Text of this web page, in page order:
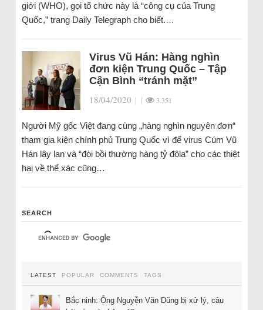
giới (WHO), gọi tổ chức này là “công cụ của Trung
Quốc,” trang Daily Telegraph cho biết.…
Virus Vũ Hán: Hàng nghìn
đơn kiện Trung Quốc – Tập
Cận Bình “tránh mặt”
18/04/2020 | | 3.351
Người Mỹ gốc Việt đang cùng „hàng nghìn nguyên đơn“
tham gia kiện chính phủ Trung Quốc vì để virus Cúm Vũ
Hán lây lan và “đòi bồi thường hàng tỷ đôla” cho các thiệt
hại về thể xác cũng…
SEARCH
LATEST POPULAR COMMENTS TAGS
Bắc ninh: Ông Nguyễn Văn Dũng bị xử lý, câu